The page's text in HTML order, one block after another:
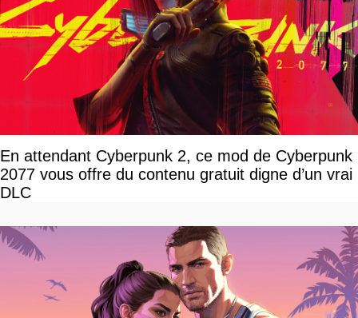
En attendant Cyberpunk 2, ce mod de Cyberpunk
2077 vous offre du contenu gratuit digne d’un vrai
DLC